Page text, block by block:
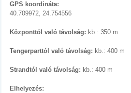
GPS koordináta:
40.709972, 24.754556
Központtól való távolság: kb.: 350 m
Tengerparttól való távolság: kb.: 400 m
Strandtól való távolság: kb.: 400 m
Elhelyezés: